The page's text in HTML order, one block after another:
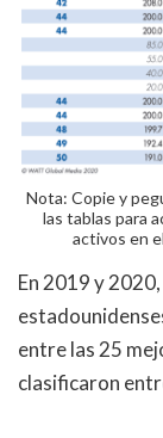
Nota: Copie y
las tablas para
activos en
En 2019 y
entre las 25
clasificaron